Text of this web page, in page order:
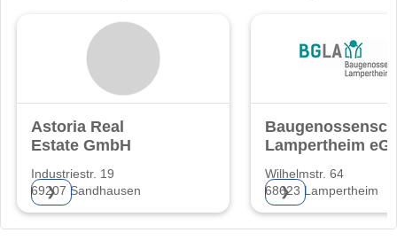
Astoria Real
Estate GmbH
Industriestr. 19
69207 Sandhausen
❯
Lampertheim eG
Wilhelmstr. 64
68623 Lampertheim
❯